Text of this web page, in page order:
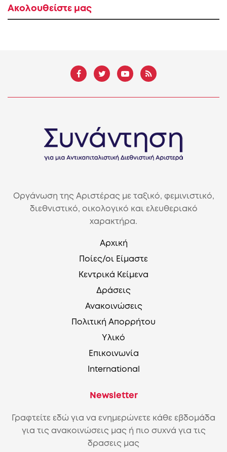
Ακολουθείστε μας
Οργάνωση της Αριστέρας με ταξικό, φεμινιστικό,
διεθνιστικό, οικολογικό και ελευθεριακό
χαρακτήρα.
Αρχική
Ποίες/οι Είμαστε
Κεντρικά Κείμενα
Δράσεις
Ανακοινώσεις
Πολιτική Απορρήτου
Υλικό
Επικοινωνία
International
Newsletter
Γραφτείτε εδώ για να ενημερώνετε κάθε εβδομάδα
για τις ανακοινώσεις μας ή πιο συχνά για τις
δρασεις μας